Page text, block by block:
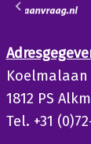
Koelmalaan
1812 PS
Tel. +31